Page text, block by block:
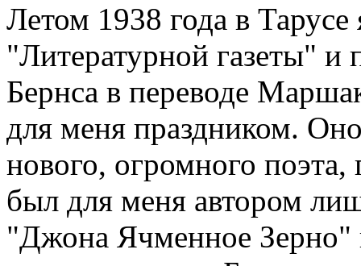
Летом 1938 года в
"Литературной газеты" и
Бернса в переводе
для меня праздником.
нового, огромного
был для меня автором
"Джона Ячменное